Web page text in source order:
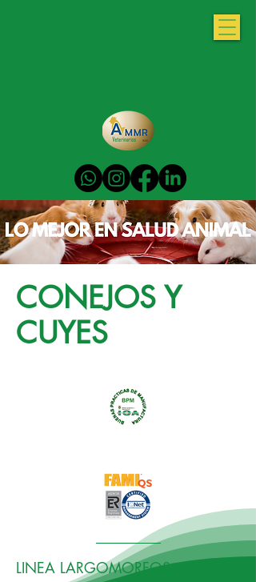
CONEJOS Y
CUYES
LINEA LARGOMORFOS